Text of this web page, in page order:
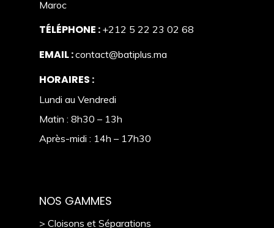
Maroc
TÉLÉPHONE : +212 5 22 23 02 68
EMAIL :contact@batiplus.ma
HORAIRES :
Lundi au Vendredi
Matin : 8h30 – 13h
Après-midi : 14h – 17h30
NOS GAMMES
> Cloisons et Séparations